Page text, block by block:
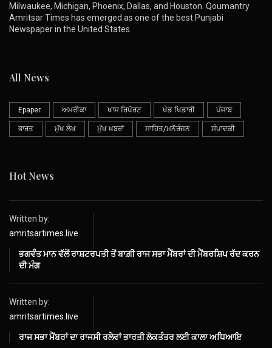
Milwaukee, Michigan, Phoenix, Dallas, and Houston. Qoumantry
Amritsar Times has emerged as one of the best Punjabi
Newspaper in the United States.
All News
Epaper ਅਮਰੀਕਾ ਖਾਸ ਰਿਪੋਰਟ ਖੇਡ ਖਿਡਾਰੀ ਪੰਜਾਬ
ਭਾਰਤ ਮੁੱਖ ਲੇਖ ਮੁੱਖ ਖ਼ਬਰਾਂ ਸਾਹਿਤ/ਮਨੋਰੰਜਨ ਸੰਪਾਦਕੀ
Hot News
Written by:
amritsartimes.live
ਭਗਵੰਤ ਮਾਨ ਵੱਲੋਂ ਰਾਸ਼ਟਰਪਤੀ ਤੋਂ ਬਾਗ਼ੀ ਰਾਜ ਸਭਾ ਮੈਂਬਰਾਂ ਦੀ ਮੈਂਬਰਸ਼ਿਪ ਰੱਦ ਕਰਨ
ਦੀ ਮੰਗ
Written by:
amritsartimes.live
ਰਾਜ ਸਭਾ ਮੈਂਬਰਾਂ ਦਾ ਰਾਜਸੀ ਰਲੇਵਾਂ ਭਾਰਤੀ ਲੋਕਤੰਤਰ ਲਈ ਕਾਲਾ ਅਧਿਆਇ